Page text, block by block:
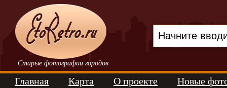
Старые фотографии городов
Главная Карта О проекте Новые